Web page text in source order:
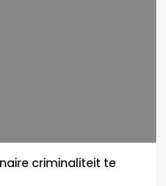
criminaliteit te